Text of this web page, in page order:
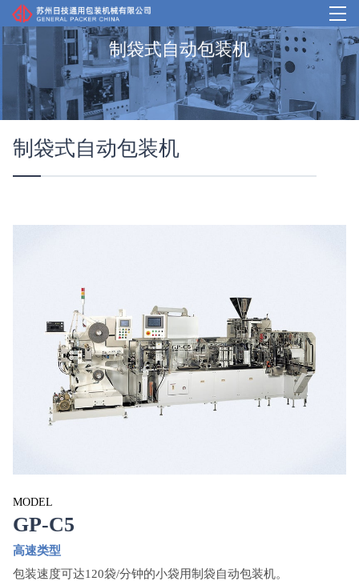
首页
产品中心
我们的优势
企业概况
制袋式自动包装机
制袋式自动包装机
MODEL
GP-C5
高速类型
包装速度可达120袋/分钟的小袋用制袋自动包装机。